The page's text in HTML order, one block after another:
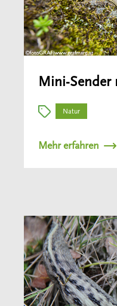
Mini-Sender
Natur
Mehr erfahren